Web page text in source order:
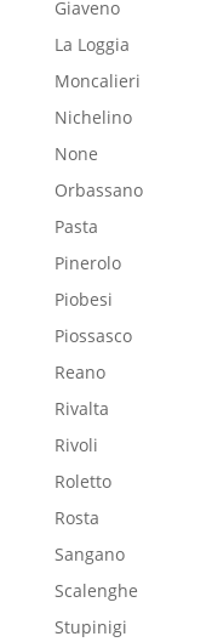
Giaveno
La Loggia
Moncalieri
Nichelino
None
Orbassano
Pasta
Pinerolo
Piobesi
Piossasco
Reano
Rivalta
Rivoli
Roletto
Rosta
Sangano
Scalenghe
Stupinigi